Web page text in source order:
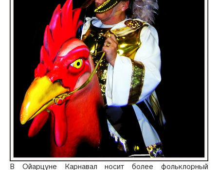
В Ойарцуне Карнавал носит более фольклорный